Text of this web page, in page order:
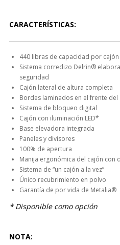
CARACTERÍSTICAS:
440 libras de capacidad por cajón
Sistema corredizo Delrin®
seguridad
Cajón lateral de altura completa
Bordes laminados en el frente del
Sistema de bloqueo digital
Cajón con iluminación LED*
Base elevadora integrada
Paneles y divisores
100% de apertura
Manija ergonómica del cajón con
Sistema de “un cajón a la vez”
Único recubrimiento en polvo
Garantía de por vida de Metalia®
* Disponible como opción
NOTA: